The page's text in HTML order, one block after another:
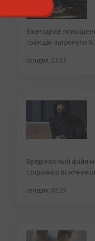
Ежегодное
граждан затронуло
сегодня, 03:23
Вредоносный файл
сторонних
сегодня, 02:29